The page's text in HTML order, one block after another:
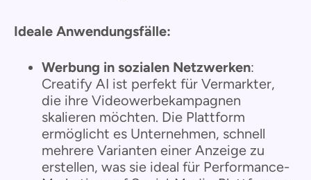
Ideale Anwendungsfälle:
Werbung in sozialen Netzwerken:
Creatify AI ist perfekt für Vermarkter,
die ihre Videowerbekampagnen
skalieren möchten. Die Plattform
ermöglicht es Unternehmen, schnell
mehrere Varianten einer Anzeige zu
erstellen, was sie ideal für Performance-